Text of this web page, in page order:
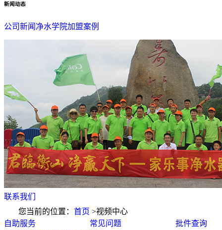
新闻动态
公司新闻 净水学院加盟案例
联系我们
您当前的位置： 首页 >视频中心
自助服务
常见问题
批件查询